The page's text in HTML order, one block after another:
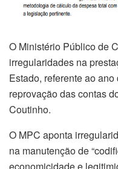
O Ministério Público de
irregularidades na
Estado, referente ao
reprovação das contas
Coutinho.
O MPC aponta
na manutenção de
economicidade e